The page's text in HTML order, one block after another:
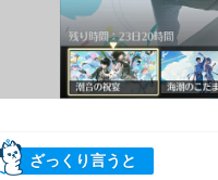
ざっくり言うと